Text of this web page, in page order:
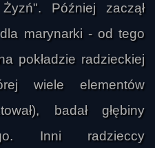
Później zaczął
marynarki - od tego
pokładzie radzieckiej
wiele elementów
badał głębiny
Inni radzieccy